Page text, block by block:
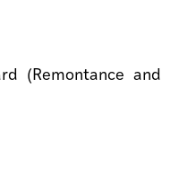
(Remontance and